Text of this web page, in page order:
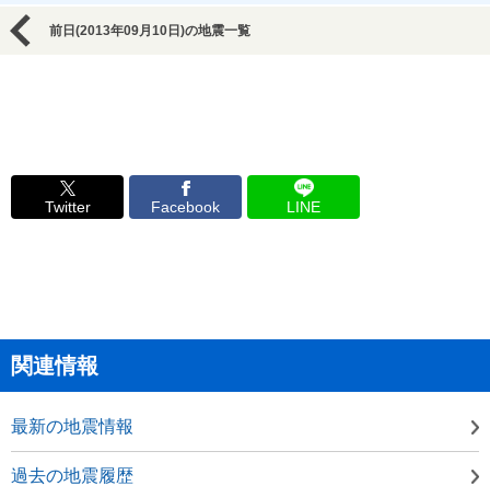
前日(2013年09月10日)の地震一覧
Twitter Facebook LINE
関連情報
最新の地震情報
過去の地震履歴